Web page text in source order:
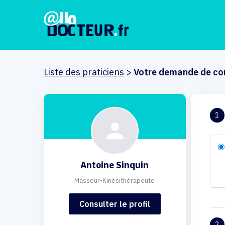
Liste des praticiens > Votre demande de
Antoine Sinquin
Masseur-Kinésithérapeute
Consulter le profil
1